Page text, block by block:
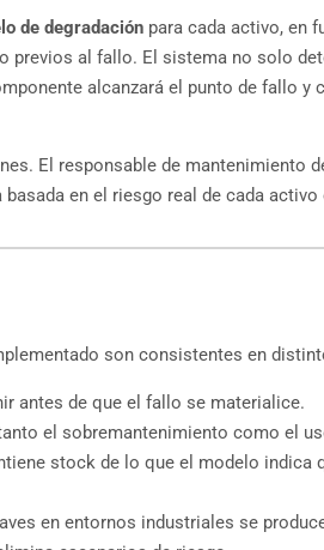
de degradación para cada activo, en
al fallo. El sistema no solo
alcanzará el punto de fallo y
El responsable de mantenimiento
en el riesgo real de cada
son consistentes en
antes de que el fallo se materialice.
el sobremantenimiento como el
stock de lo que el modelo indica
en entornos industriales se